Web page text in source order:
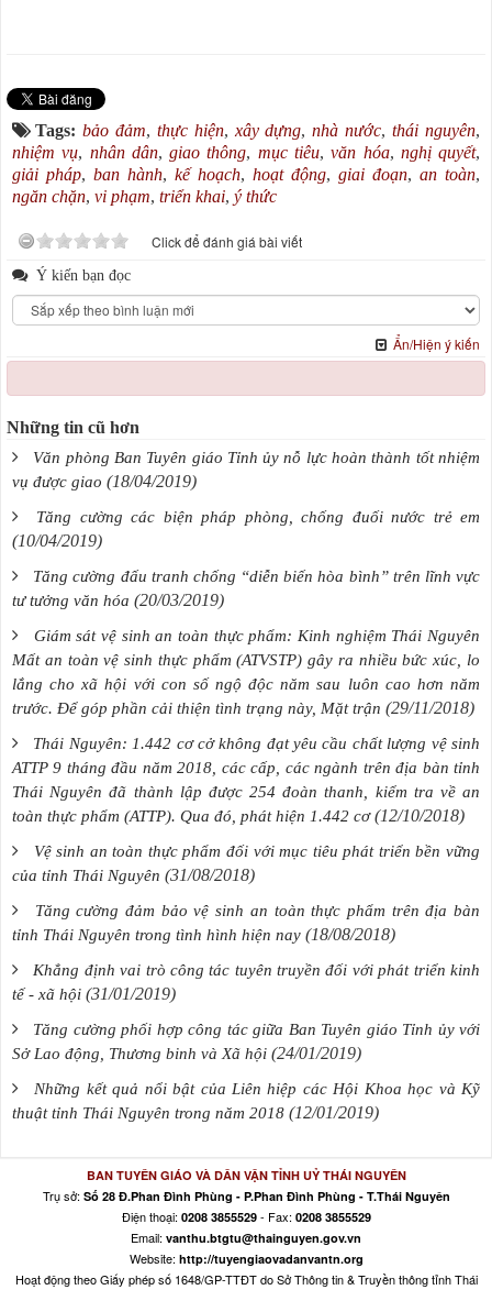
Tags: bảo đảm, thực hiện, xây dựng,nhà nước,thái nguyên,
nhiệm vụ, nhân dân,giao thông, mục tiêu,văn hóa, nghị quyết,
giải pháp, ban hành, kế hoạch, hoạt động, giai đoạn, an toàn,
ngăn chặn, vi phạm, triển khai, ý thức
Click để đánh giá bài viết
Ý kiến bạn đọc
Ẩn/Hiện ý kiến
Những tin cũ hơn
Văn phòng Ban Tuyên giáo Tỉnh ủy nỗ lực hoàn thành tốt nhiệm
vụ được giao (18/04/2019)
Tăng cường các biện pháp phòng, chống đuối nước trẻ em
(10/04/2019)
Tăng cường đấu tranh chống “diễn biến hòa bình” trên lĩnh vực
tư tưởng văn hóa (20/03/2019)
Giám sát vệ sinh an toàn thực phẩm: Kinh nghiệm Thái Nguyên
Mất an toàn vệ sinh thực phẩm (ATVSTP) gây ra nhiều bức xúc, lo
lắng cho xã hội với con số ngộ độc năm sau luôn cao hơn năm
trước. Để góp phần cải thiện tình trạng này, Mặt trận (29/11/2018)
Thái Nguyên: 1.442 cơ cở không đạt yêu cầu chất lượng vệ sinh
ATTP 9 tháng đầu năm 2018, các cấp, các ngành trên địa bàn tỉnh
Thái Nguyên đã thành lập được 254 đoàn thanh, kiểm tra về an
toàn thực phẩm (ATTP). Qua đó, phát hiện 1.442 cơ (12/10/2018)
Vệ sinh an toàn thực phẩm đối với mục tiêu phát triển bền vững
của tỉnh Thái Nguyên (31/08/2018)
Tăng cường đảm bảo vệ sinh an toàn thực phẩm trên địa bàn
tỉnh Thái Nguyên trong tình hình hiện nay (18/08/2018)
Khẳng định vai trò công tác tuyên truyền đối với phát triển kinh
tế - xã hội (31/01/2019)
Tăng cường phối hợp công tác giữa Ban Tuyên giáo Tỉnh ủy với
Sở Lao động, Thương binh và Xã hội (24/01/2019)
Những kết quả nổi bật của Liên hiệp các Hội Khoa học và Kỹ
thuật tỉnh Thái Nguyên trong năm 2018 (12/01/2019)
BAN TUYÊN GIÁO VÀ DÂN VẬN TỈNH UỶ THÁI NGUYÊN
Trụ sở: Số 28 Đ.Phan Đình Phùng - P.Phan Đình Phùng - T.Thái Nguyên
Điện thoại: 0208 3855529- Fax: 0208 3855529
Email: vanthu.btgtu@thainguyen.gov.vn
Website: http://tuyengiaovadanvantn.org
Hoạt động theo Giấy phép số 1648/GP-TTĐT do Sở Thông tin & Truyền thông tỉnh Thái